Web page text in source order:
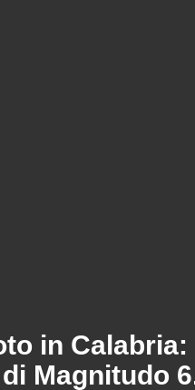
in Calabria:
Magnitudo